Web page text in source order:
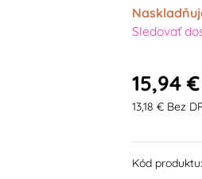
Sledovať
15,94 €
13,18 € Bez
Kód produktu: